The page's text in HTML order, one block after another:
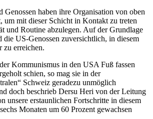
Genossen haben ihre Organisation von oben
um mit dieser Schicht in Kontakt zu treten
und Routine abzulegen. Auf der Grundlage
die US-Genossen zuversichtlich, in diesem
zu erreichen.
Kommunismus in den USA Fuß fassen
schien, so mag sie in der
Schweiz geradezu unmöglich
doch beschrieb Dersu Heri von der Leitung
unsere erstaunlichen Fortschritte in diesem
Monaten um 60 Prozent gewachsen